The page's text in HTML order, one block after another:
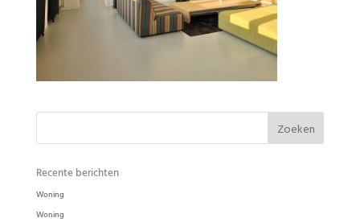
Recente berichten
Woning
Woning